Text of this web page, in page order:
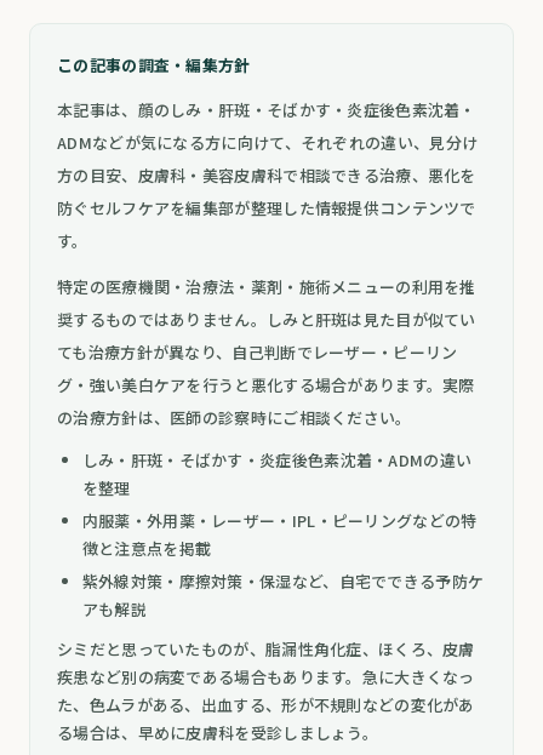
この記事の調査・編集方針
本記事は、顔のしみ・肝斑・そばかす・炎症後色素沈着・
ADMなどが気になる方に向けて、それぞれの違い、見分け
方の目安、皮膚科・美容皮膚科で相談できる治療、悪化を
防ぐセルフケアを編集部が整理した情報提供コンテンツで
す。
特定の医療機関・治療法・薬剤・施術メニューの利用を推
奨するものではありません。しみと肝斑は見た目が似てい
ても治療方針が異なり、自己判断でレーザー・ピーリン
グ・強い美白ケアを行うと悪化する場合があります。実際
の治療方針は、医師の診察時にご相談ください。
しみ・肝斑・そばかす・炎症後色素沈着・ADMの違い
を整理
内服薬・外用薬・レーザー・IPL・ピーリングなどの特
徴と注意点を掲載
紫外線対策・摩擦対策・保湿など、自宅でできる予防ケ
アも解説
シミだと思っていたものが、脂漏性角化症、ほくろ、皮膚
疾患など別の病変である場合もあります。急に大きくなっ
た、色ムラがある、出血する、形が不規則などの変化があ
る場合は、早めに皮膚科を受診しましょう。